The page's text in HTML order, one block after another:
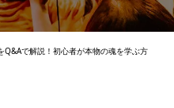
Q&Aで解説！初心者が本物の魂を学ぶ方